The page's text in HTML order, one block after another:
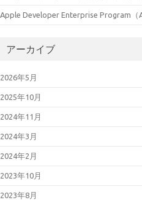
Apple Developer Enterprise Program（
アーカイブ
2026年5月
2025年10月
2024年11月
2024年3月
2024年2月
2023年10月
2023年8月